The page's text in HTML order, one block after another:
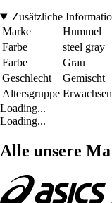
Zusätzliche
Marke
Hummel
Farbe
steel gray
Farbe
Grau
Geschlecht
Gemischt
Altersgruppe
Loading...
Loading...
Alle unsere